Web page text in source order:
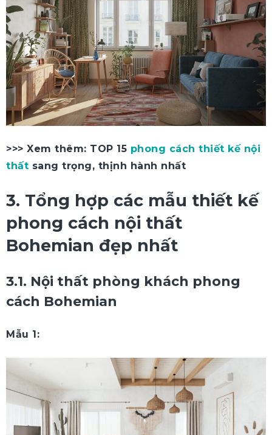
>>> Xem thêm: TOP 15 phong cách thiết kế nội
thất sang trọng, thịnh hành nhất
3. Tổng hợp các mẫu thiết kế
phong cách nội thất
Bohemian đẹp nhất
3.1. Nội thất phòng khách phong
cách Bohemian
Mẫu 1: